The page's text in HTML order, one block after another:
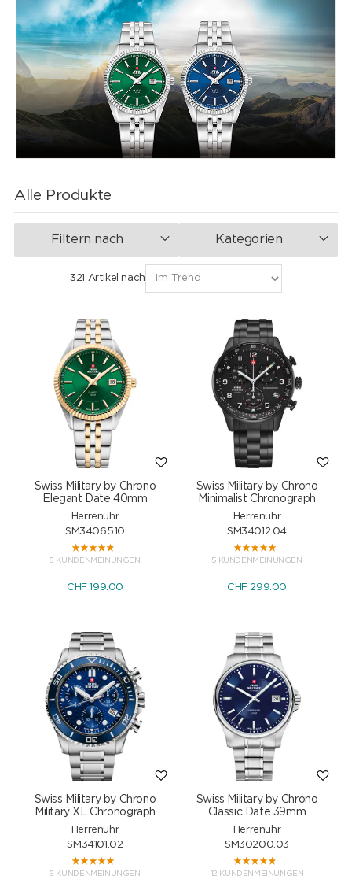
Sicherheit, Garantieleistungen und des After-Sales-Service beim
Online-Kauf.
Alle Produkte
Filtern nach Kategorien
321 Artikel nach
Swiss Military by Chrono
Elegant Date 40mm
Herrenuhr
SM34065.10
6 KUNDENMEINUNGEN
CHF199.00
Swiss Military by Chrono
Minimalist Chronograph
Herrenuhr
SM34012.04
5 KUNDENMEINUNGEN
CHF299.00
Swiss Military by Chrono
Military XL Chronograph
Herrenuhr
SM34101.02
6 KUNDENMEINUNGEN
Swiss Military by Chrono
Classic Date 39mm
Herrenuhr
SM30200.03
12 KUNDENMEINUNGEN